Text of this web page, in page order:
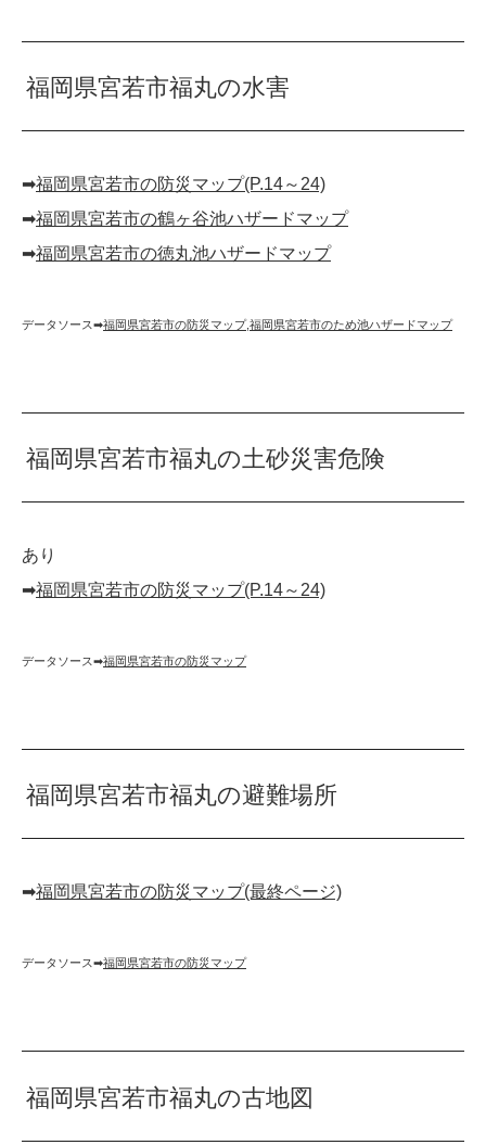
福岡県宮若市福丸の水害
➡︎福岡県宮若市の防災マップ(P.14～24)
➡︎福岡県宮若市の鶴ヶ谷池ハザードマップ
➡︎福岡県宮若市の徳丸池ハザードマップ
データソース➡︎福岡県宮若市の防災マップ,福岡県宮若市のため池ハザードマップ
福岡県宮若市福丸の土砂災害危険
あり
➡︎福岡県宮若市の防災マップ(P.14～24)
データソース➡︎福岡県宮若市の防災マップ
福岡県宮若市福丸の避難場所
➡︎福岡県宮若市の防災マップ(最終ページ)
データソース➡︎福岡県宮若市の防災マップ
福岡県宮若市福丸の古地図